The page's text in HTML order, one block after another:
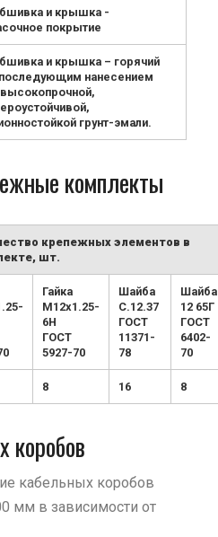
и крышка -
покрытие
и крышка – горячий
нанесением
грунт-эмали.
комплекты
крепежных элементов в
шт.
Гайка
М12х1.25-
6H
ГОСТ
5927-70
Шайба
С.12.37
ГОСТ
11371-
78
Шайба
12 65Г
ГОСТ
6402-
70
8 16 8
коробов
кабельных коробов
мм в зависимости от